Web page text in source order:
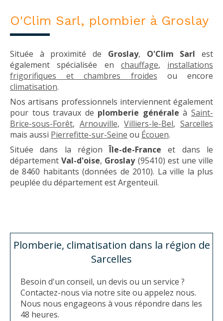
O'Clim Sarl, plombier à Groslay
Située à proximité de Groslay, O'Clim Sarl est
également spécialisée en chauffage, installations
frigorifiques et chambres froides ou encore
climatisation.
Nos artisans professionnels interviennent également
pour tous travaux de plomberie générale àSaint-
Brice-sous-Forêt, Arnouville,Villiers-le-Bel,Sarcelles
mais aussi Pierrefitte-sur-Seine ou Écouen.
Située dans la régionÎle-de-France et dans le
départementVal-d'oise, Groslay(95410) est une ville
de 8460 habitants (données de 2010). La ville la plus
peuplée du département est Argenteuil.
Plomberie, climatisation dans la région de
Sarcelles
Besoin d'un conseil, un devis ou un service ?
Contactez-nous via notre site ou appelez nous.
Nous nous engageons à vous répondre dans les
48 heures.